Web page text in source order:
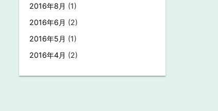
2016年8月 (1)
2016年6月 (2)
2016年5月 (1)
2016年4月 (2)